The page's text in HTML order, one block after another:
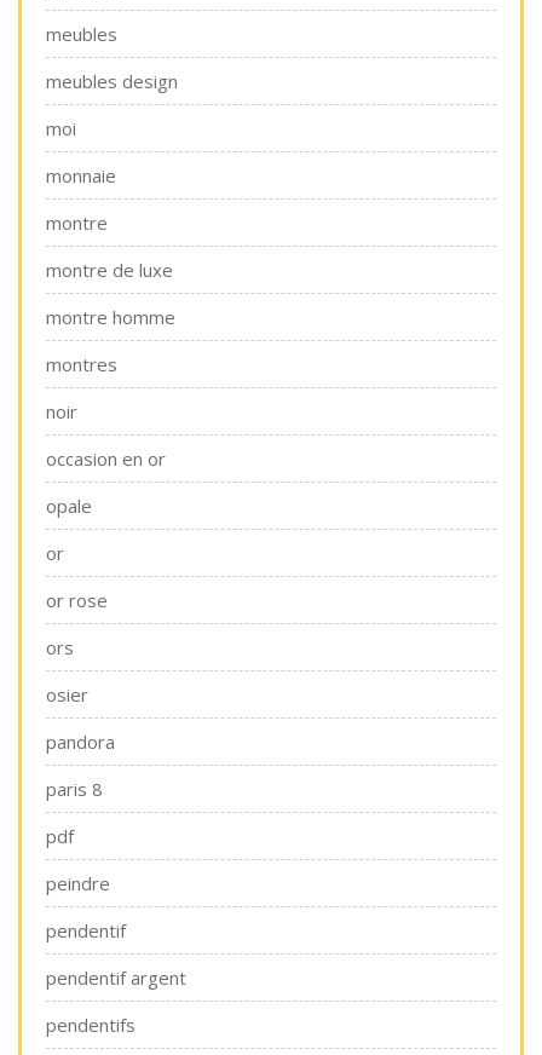
meubles
meubles design
moi
monnaie
montre
montre de luxe
montre homme
montres
noir
occasion en or
opale
or
or rose
ors
osier
pandora
paris 8
pdf
peindre
pendentif
pendentif argent
pendentifs